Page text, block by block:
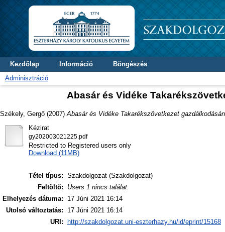
Kezdőlap Információ
Böngészés
Adminisztráció
Abasár és Vidéke
Székely, Gergő (2007) Abasár és Vidéke Takarékszövetkezet
Kézirat
gy202003021225.pdf
Restricted to Registered users only
Download (11MB)
Tétel típus: Szakdolgozat (Szakdolgozat)
Feltöltő:
Users 1 nincs találat.
Elhelyezés dátuma:
17 Júni 2021 16:14
Utolsó változtatás:
17 Júni 2021 16:14
URI:
http://szakdolgozat.uni-eszterhazy.hu/id/eprint/15168